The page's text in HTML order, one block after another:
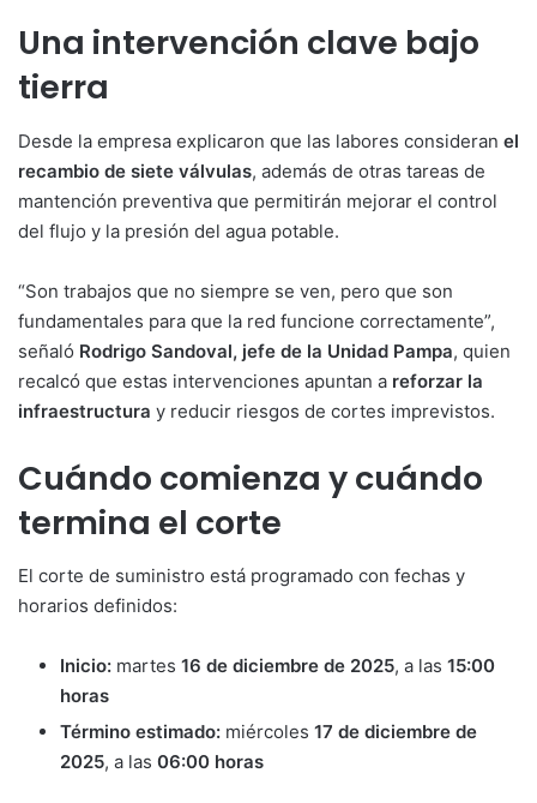
Una intervención clave bajo
tierra
Desde la empresa explicaron que las labores consideran el
recambio de siete válvulas, además de otras tareas de
mantención preventiva que permitirán mejorar el control
del flujo y la presión del agua potable.
“Son trabajos que no siempre se ven, pero que son
fundamentales para que la red funcione correctamente”,
señaló Rodrigo Sandoval, jefe de la Unidad Pampa, quien
recalcó que estas intervenciones apuntan a reforzar la
infraestructura y reducir riesgos de cortes imprevistos.
Cuándo comienza y cuándo
termina el corte
El corte de suministro está programado con fechas y
horarios definidos:
Inicio: martes 16 de diciembre de 2025, a las 15:00
horas
Término estimado: miércoles 17 de diciembre de
2025, a las 06:00 horas